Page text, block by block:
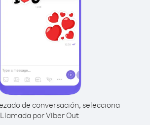
de conversación, selecciona
Llamada por Viber Out